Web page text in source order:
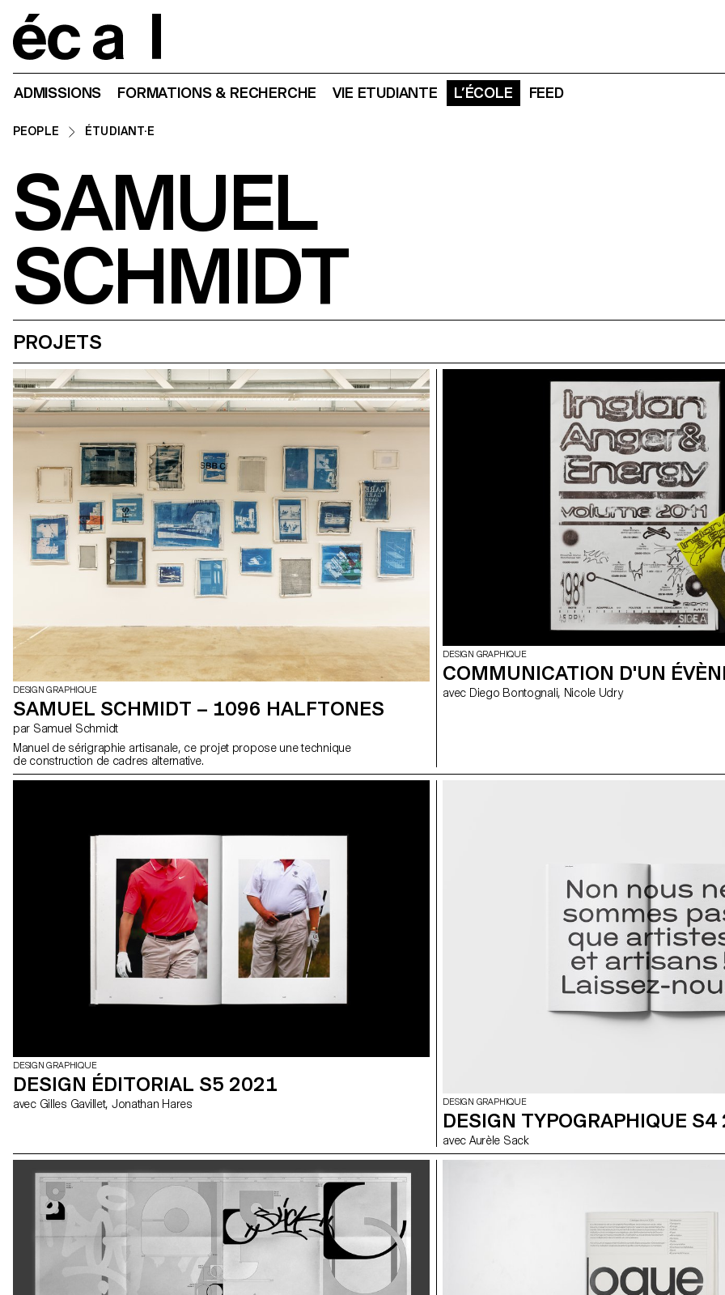
ADMISSIONS FORMATIONS & RECHERCHE VIE ETUDIANTE L’ÉCOLE FEED
PEOPLE ÉTUDIANT·E
SAMUEL
SCHMIDT
PROJETS
DESIGN GRAPHIQUE
SAMUEL SCHMIDT – 1096 HALFTONES
par Samuel Schmidt
Manuel de sérigraphie artisanale, ce projet propose une technique
de construction de cadres alternative.
DESIGN GRAPHIQUE
COMMUNICATION D'UN
avec Diego Bontognali, Nicole Udry
DESIGN GRAPHIQUE
DESIGN ÉDITORIAL S5 2021
avec Gilles Gavillet, Jonathan Hares DESIGN GRAPHIQUE
DESIGN TYPOGRAPHIQUE
avec Aurèle Sack